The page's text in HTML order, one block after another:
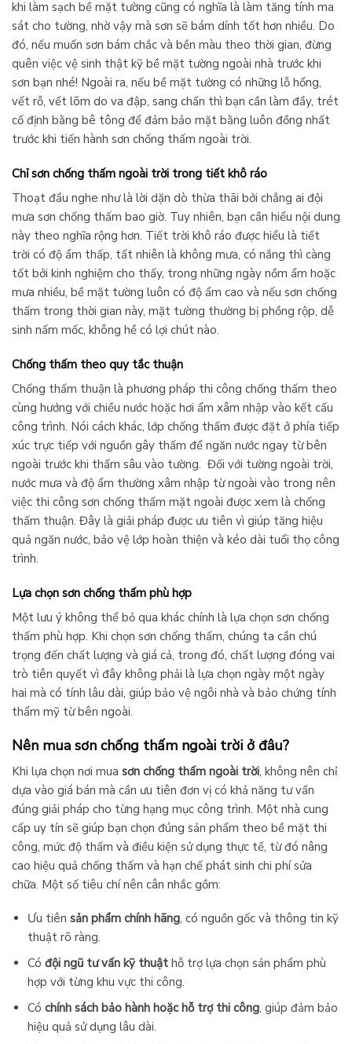
khi làm sạch bề mặt tường cũng có nghĩa là làm tăng tính ma
sát cho tường, nhờ vậy mà sơn sẽ bám dính tốt hơn nhiều. Do
đó, nếu muốn sơn bám chắc và bền màu theo thời gian, đừng
quên việc vệ sinh thật kỹ bề mặt tường ngoài nhà trước khi
sơn bạn nhé! Ngoài ra, nếu bề mặt tường có những lỗ hổng,
vết rỗ, vết lõm do va đập, sang chấn thì bạn cần làm đầy, trét
cố định bằng bê tông để đảm bảo mặt bằng luôn đồng nhất
trước khi tiến hành sơn chống thấm ngoài trời.
Chỉ sơn chống thấm ngoài trời trong tiết khô ráo
Thoạt đầu nghe như là lời dặn dò thừa thãi bởi chẳng ai đội
mưa sơn chống thấm bao giờ. Tuy nhiên, bạn cần hiểu nội dung
này theo nghĩa rộng hơn. Tiết trời khô ráo được hiểu là tiết
trời có độ ẩm thấp, tất nhiên là không mưa, có nắng thì càng
tốt bởi kinh nghiệm cho thấy, trong những ngày nồm ẩm hoặc
mưa nhiều, bề mặt tường luôn có độ ẩm cao và nếu sơn chống
thấm trong thời gian này, mặt tường thường bị phồng rộp, dễ
sinh nấm mốc, không hề có lợi chút nào.
Chống thấm theo quy tắc thuận
Chống thấm thuận là phương pháp thi công chống thấm theo
cùng hướng với chiều nước hoặc hơi ẩm xâm nhập vào kết cấu
công trình. Nói cách khác, lớp chống thấm được đặt ở phía tiếp
xúc trực tiếp với nguồn gây thấm để ngăn nước ngay từ bên
ngoài trước khi thấm sâu vào tường. Đối với tường ngoài trời,
nước mưa và độ ẩm thường xâm nhập từ ngoài vào trong nên
việc thi công sơn chống thấm mặt ngoài được xem là chống
thấm thuận. Đây là giải pháp được ưu tiên vì giúp tăng hiệu
quả ngăn nước, bảo vệ lớp hoàn thiện và kéo dài tuổi thọ công
trình.
Lựa chọn sơn chống thấm phù hợp
Một lưu ý không thể bỏ qua khác chính là lựa chọn sơn chống
thấm phù hợp. Khi chọn sơn chống thấm, chúng ta cần chú
trọng đến chất lượng và giá cả, trong đó, chất lượng đóng vai
trò tiên quyết vì đây không phải là lựa chọn ngày một ngày
hai mà có tính lâu dài, giúp bảo vệ ngôi nhà và bảo chứng tính
thẩm mỹ từ bên ngoài.
Nên mua sơn chống thấm ngoài trời ở đâu?
Khi lựa chọn nơi mua sơn chống thấm ngoài trời, không nên chỉ
dựa vào giá bán mà cần ưu tiên đơn vị có khả năng tư vấn
đúng giải pháp cho từng hạng mục công trình. Một nhà cung
cấp uy tín sẽ giúp bạn chọn đúng sản phẩm theo bề mặt thi
công, mức độ thấm và điều kiện sử dụng thực tế, từ đó nâng
cao hiệu quả chống thấm và hạn chế phát sinh chi phí sửa
chữa. Một số tiêu chí nên cân nhắc gồm:
Ưu tiên sản phẩm chính hãng, có nguồn gốc và thông tin kỹ
thuật rõ ràng.
Có đội ngũ tư vấn kỹ thuậthỗ trợ lựa chọn sản phẩm phù
hợp với từng khu vực thi công.
Có chính sách bảo hành hoặc hỗ trợ thi công, giúp đảm bảo
hiệu quả sử dụng lâu dài.